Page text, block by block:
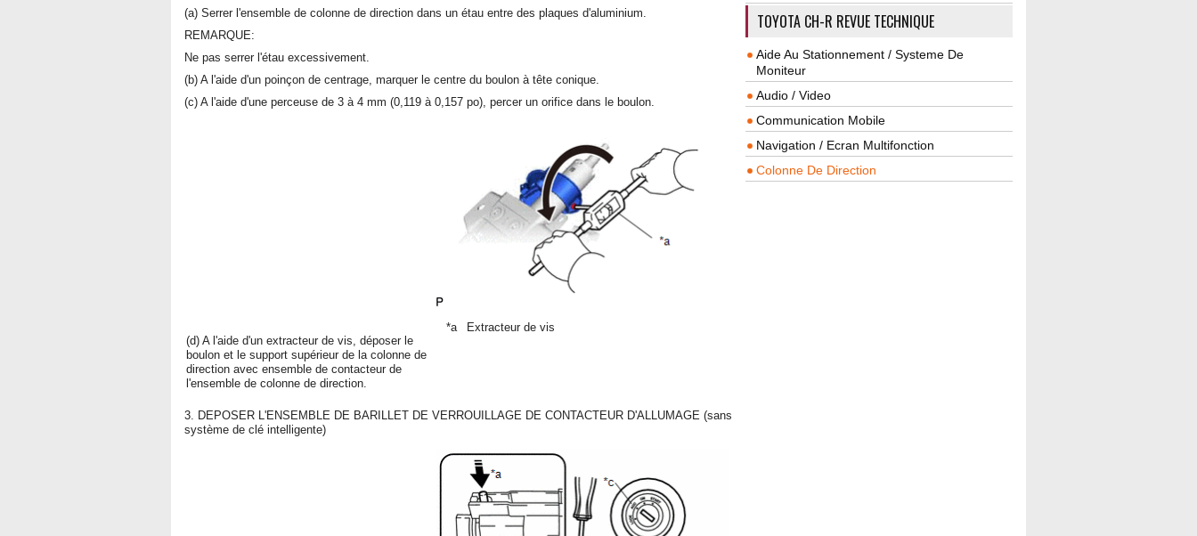
(a) Serrer l'ensemble de colonne de direction dans un étau entre des plaques d'aluminium.
REMARQUE:
Ne pas serrer l'étau excessivement.
(b) A l'aide d'un poinçon de centrage, marquer le centre du boulon à tête conique.
(c) A l'aide d'une perceuse de 3 à 4 mm (0,119 à 0,157 po), percer un orifice dans le boulon.
(d) A l'aide d'un extracteur de vis, déposer le
boulon et le support supérieur de la colonne de
direction avec ensemble de contacteur de
l'ensemble de colonne de direction.
*a Extracteur de vis
3. DEPOSER L'ENSEMBLE DE BARILLET DE VERROUILLAGE DE CONTACTEUR D'ALLUMAGE (sans
système de clé intelligente)
TOYOTA CH-R REVUE TECHNIQUE
Aide Au Stationnement / Systeme De
Moniteur
Audio / Video
Communication Mobile
Navigation / Ecran Multifonction
Colonne De Direction